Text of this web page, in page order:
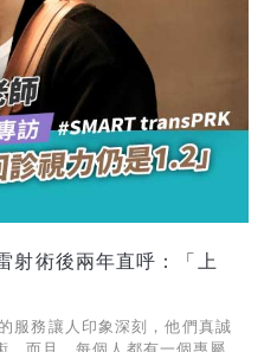
射術後兩年直呼：「上
服務讓人印象深刻，他們真誠